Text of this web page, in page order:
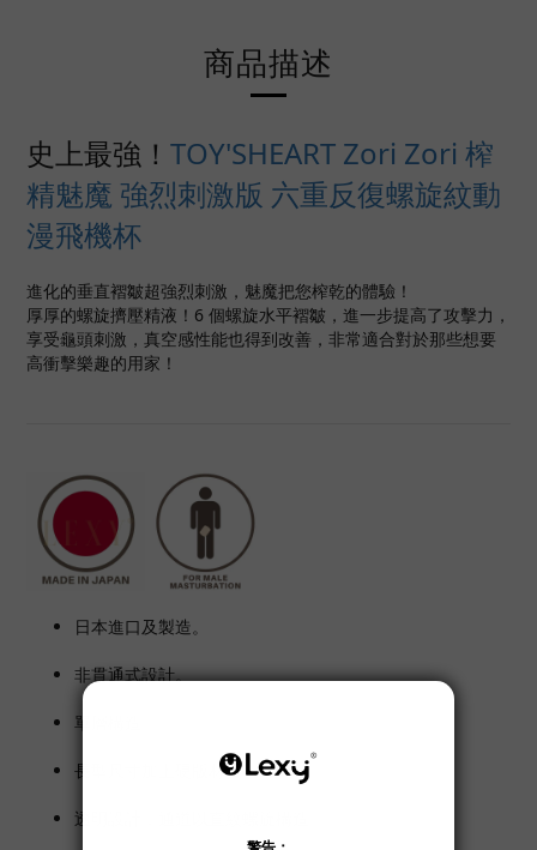
商品描述
史上最強！ TOY'SHEART Zori Zori 榨
精魅魔 強烈刺激版 六重反復螺旋紋動
漫飛機杯
進化的垂直褶皺超強烈刺激，魅魔把您榨乾的體驗！
厚厚的螺旋擠壓精液！6 個螺旋水平褶皺，進一步提高了攻擊力，
享受龜頭刺激，真空感性能也得到改善，非常適合對於那些想要
高衝擊樂趣的用家！
日本進口及製造。
非貫通式設計。
單層構造。
長型尺寸加上硬版材質。
透明設計，通道以直紋螺旋構造。